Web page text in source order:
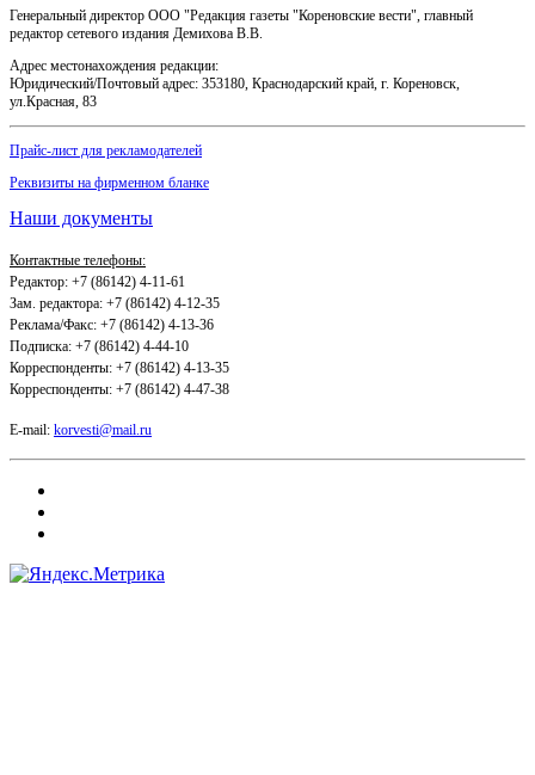
Генеральный директор ООО "Редакция газеты "Кореновские вести", главный
редактор сетевого издания Демихова В.В.
Адрес местонахождения редакции:
Юридический/Почтовый адрес: 353180, Краснодарский край, г. Кореновск,
ул.Красная, 83
Прайс-лист для рекламодателей
Реквизиты на фирменном бланке
Наши документы
Контактные телефоны:
Редактор: +7 (86142) 4-11-61
Зам. редактора: +7 (86142) 4-12-35
Реклама/Факс: +7 (86142) 4-13-36
Подписка: +7 (86142) 4-44-10
Корреспонденты: +7 (86142) 4-13-35
Корреспонденты: +7 (86142) 4-47-38
E-mail: korvesti@mail.ru